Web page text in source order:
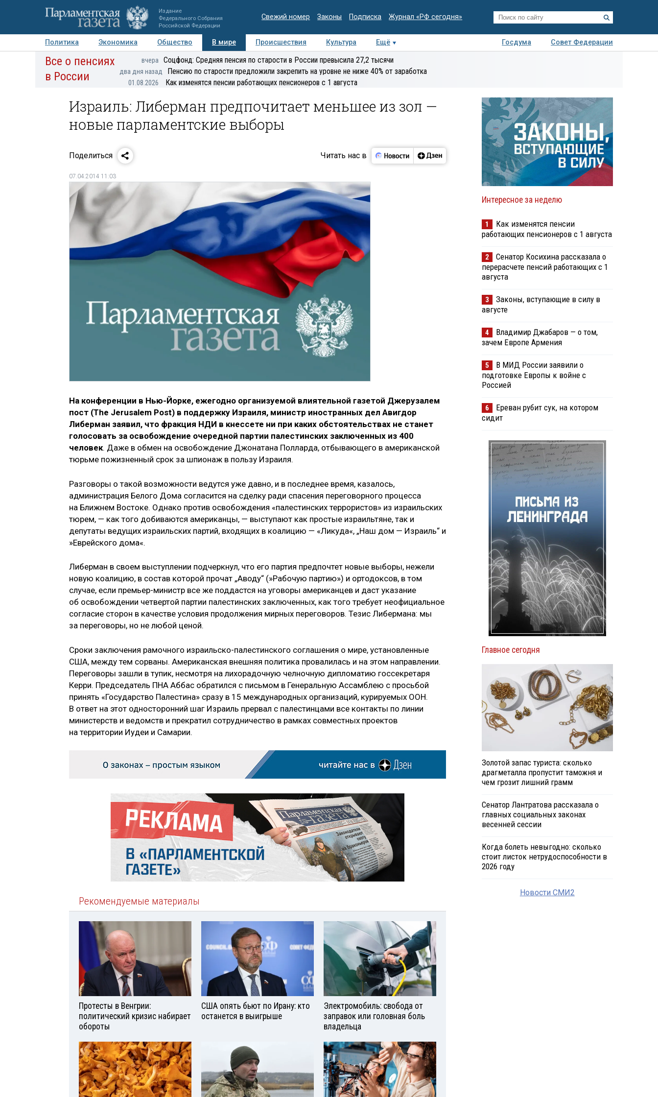
Издание
Федерального Собрания
Российской Федерации
Свежий номер Законы Подписка Журнал «РФ сегодня»
Политика Экономика Общество В мире Происшествия Культура Ещё Госдума
Совет Федерации
Авторы Персоны Мнения Регионы Медиацентр Интервью Колумнисты
экспертиза
Все о пенсиях
в России
вчера Соцфонд: Средняя пенсия по старости в России превысила 27,2 тысячи
два дня назад Пенсию по старости предложили закрепить на уровне не ниже 40% от заработка
01.08.2026 Как изменятся пенсии работающих пенсионеров с 1 августа
Израиль: Либерман предпочитает меньшее из зол —
новые парламентские выборы
Поделиться Читать нас в
07.04.2014 11:03
На конференции в Нью-Йорке, ежегодно организуемой влиятельной газетой Джерузалем
пост (The Jerusalem Post) в поддержку Израиля, министр иностранных дел Авигдор
Либерман заявил, что фракция НДИ в кнессете ни при каких обстоятельствах не станет
голосовать за освобождение очередной партии палестинских заключенных из 400
человек. Даже в обмен на освобождение Джонатана Полларда, отбывающего в американской
тюрьме пожизненный срок за шпионаж в пользу Израиля.
Разговоры о такой возможности ведутся уже давно, и в последнее время, казалось,
администрация Белого Дома согласится на сделку ради спасения переговорного процесса
на Ближнем Востоке. Однако против освобождения «палестинских террористов» из израильских
тюрем, — как того добиваются американцы, — выступают как простые израильтяне, так и
депутаты ведущих израильских партий, входящих в коалицию — «Ликуда«, „Наш дом — Израиль“ и
»Еврейского дома«.
Либерман в своем выступлении подчеркнул, что его партия предпочтет новые выборы, нежели
новую коалицию, в состав которой прочат „Аводу“ (»Рабочую партию») и ортодоксов, в том
случае, если премьер-министр все же поддастся на уговоры американцев и даст указание
об освобождении четвертой партии палестинских заключенных, как того требует неофициальное
согласие сторон в качестве условия продолжения мирных переговоров. Тезис Либермана: мы
за переговоры, но не любой ценой.
Сроки заключения рамочного израильско-палестинского соглашения о мире, установленные
США, между тем сорваны. Американская внешняя политика провалилась и на этом направлении.
Переговоры зашли в тупик, несмотря на лихорадочную челночную дипломатию госсекретаря
Керри. Председатель ПНА Аббас обратился с письмом в Генеральную Ассамблею с просьбой
принять «Государство Палестина» сразу в 15 международных организаций, курируемых ООН.
В ответ на этот односторонний шаг Израиль прервал с палестинцами все контакты по линии
министерств и ведомств и прекратил сотрудничество в рамках совместных проектов
на территории Иудеи и Самарии.
Рекомендуемые материалы
Протесты в Венгрии:
политический кризис набирает
обороты
США опять бьют по Ирану: кто
останется в выигрыше
Электромобиль: свобода от
заправок или головная боль
владельца
Интересное за неделю
1
Как изменятся пенсии
работающих пенсионеров с 1 августа
2
Сенатор Косихина рассказала о
перерасчете пенсий работающих с 1
августа
3
Законы, вступающие в силу в
августе
4
Владимир Джабаров — о том,
зачем Европе Армения
5
В МИД России заявили о
подготовке Европы к войне с
Россией
6
Ереван рубит сук, на котором
сидит
Главное сегодня
Золотой запас туриста: сколько
драгметалла пропустит таможня и
чем грозит лишний грамм
Сенатор Лантратова рассказала о
главных социальных законах
весенней сессии
Когда болеть невыгодно: сколько
стоит листок нетрудоспособности в
2026 году
Новости СМИ2